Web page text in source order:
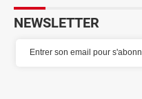
NEWSLETTER